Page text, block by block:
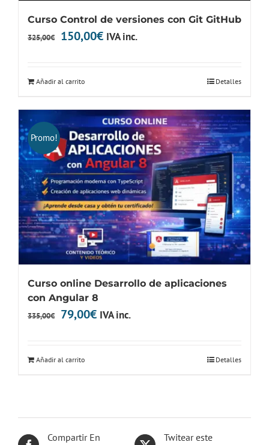
Curso Control de versiones con Git GitHub
325,00€
El
325,00€.
150,00€El
150,00€.
IVA inc.
Añadir al carrito Detalles
Promo!
Curso online Desarrollo de aplicaciones
con Angular 8
335,00€
El
era:
79,00€ElIVA inc.
Añadir al carrito Detalles
Compartir En
Twitear este